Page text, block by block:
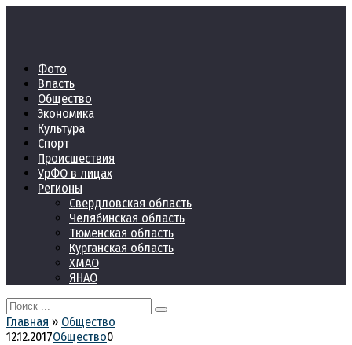
Фото
Власть
Общество
Экономика
Культура
Спорт
Происшествия
УрФО в лицах
Регионы
Свердловская область
Челябинская область
Тюменская область
Курганская область
ХМАО
ЯНАО
Search
for:
Главная » Общество
12.12.2017Общество0